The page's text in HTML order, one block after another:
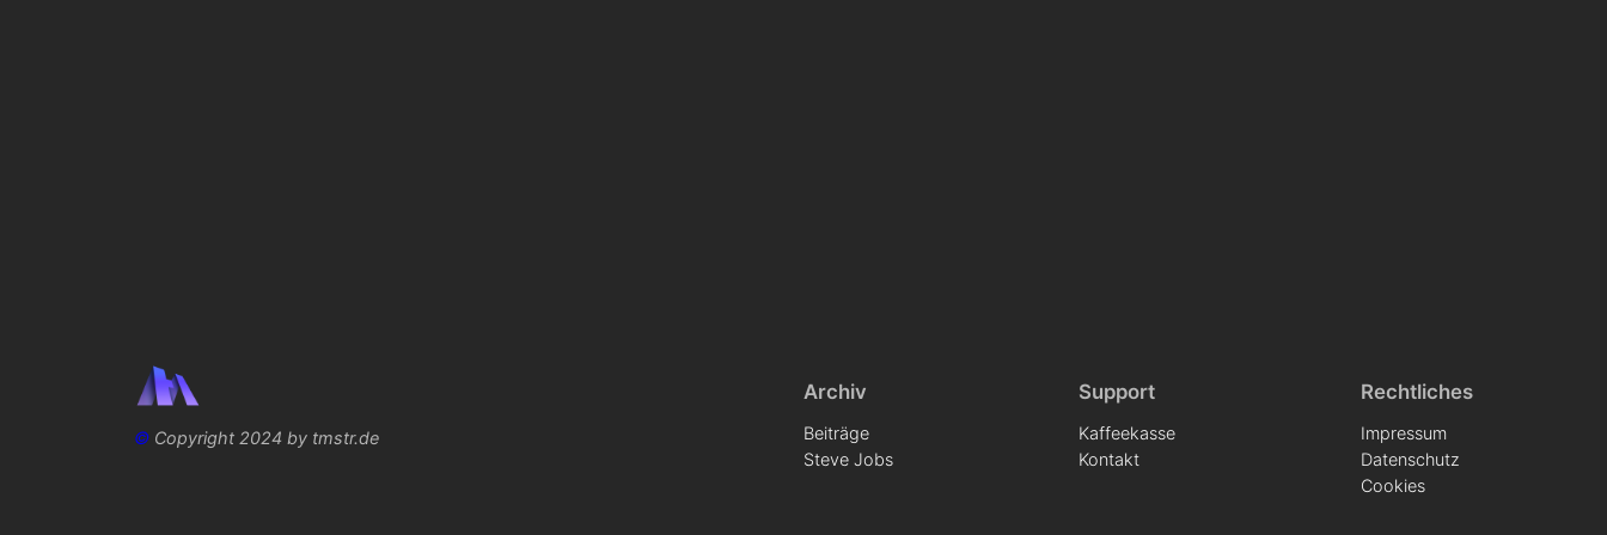
© Copyright 2024 by tmstr.de
Archiv
Beiträge
Steve Jobs
Support
Kaffeekasse
Kontakt
Rechtliches
Impressum
Datenschutz
Cookies